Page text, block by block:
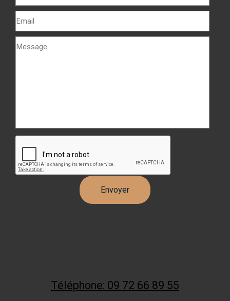
Téléphone: 09 72 66 89 55